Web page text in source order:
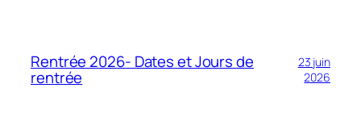
Rentrée 2026- Dates et Jours de
rentrée
23 juin
2026